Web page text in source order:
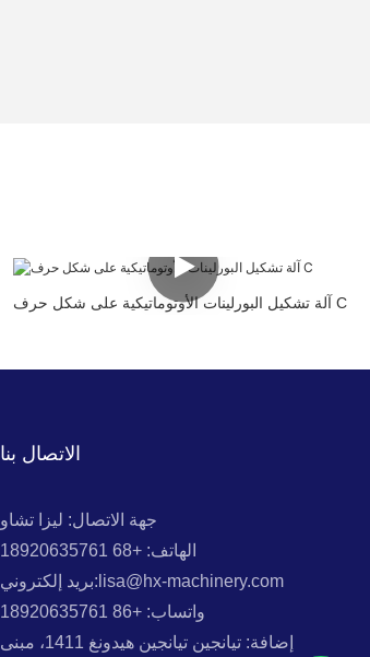
آلة تشكيل البورلينات الأوتوماتيكية على شكل حرف C
الاتصال بنا
جهة الاتصال: ليزا تشاو
الهاتف: +68 18920635761
بريد إلكتروني:lisa@hx-machinery.com
واتساب: +86 18920635761
إضافة: تيانجين تيانجين هيدونغ 1411، مبنى